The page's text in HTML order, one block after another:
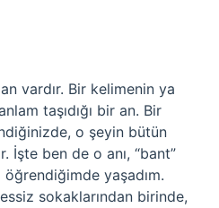
vardır. Bir kelimenin ya
taşıdığı bir an. Bir
o şeyin bütün
İşte ben de o anı, “bant”
yaşadım.
sokaklarından birinde,